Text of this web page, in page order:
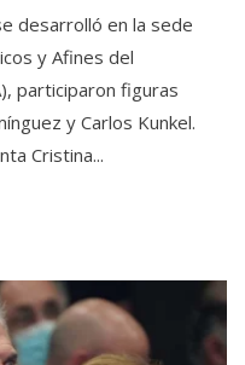
desarrolló en la sede
y Afines del
participaron figuras
y Carlos Kunkel.
Cristina...